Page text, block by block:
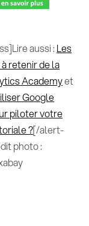
aussi : Les
retenir de la
Academyet
Google
piloter votre
?[/alert-
photo :